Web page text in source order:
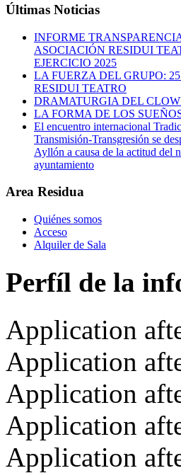
Últimas Noticias
INFORME
ASOCIACIÓN RESIDUI
EJERCICIO 2025
LA FUERZA DEL GRUPO: 25
RESIDUI TEATRO
DRAMATURGIA DEL
LA FORMA DE LOS
El encuentro internacional
Transmisión-Transgresión se
Ayllón a causa de la actitud del
ayuntamiento
Area Residua
Quiénes somos
Acceso
Alquiler de Sala
Perfíl de la
Application
Application
Application
Application
Application